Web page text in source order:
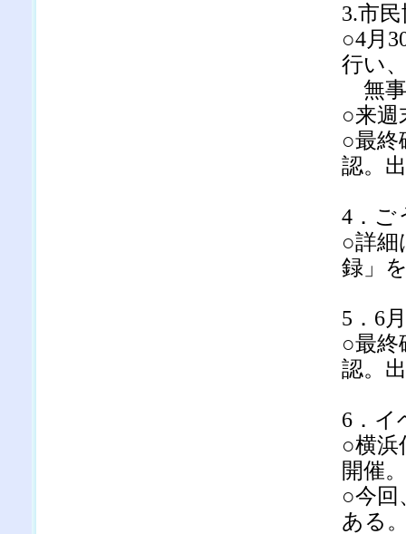
3.市
○4月
行い
無事
○来週
○最終
認。
4．ご
○詳
録」
5．6
○最終
認。
6．イ
○横浜
開催。
○今回
ある